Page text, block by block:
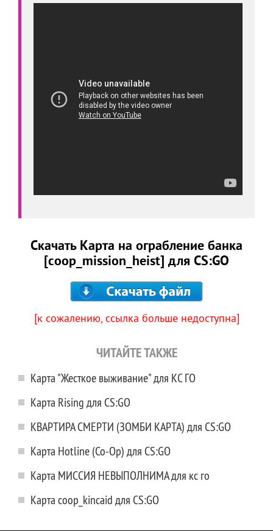
Скачать Карта на ограбление банка
[coop_mission_heist] для CS:GO
[к сожалению, ссылка больше недоступна]
ЧИТАЙТЕ ТАКЖЕ
Карта "Жесткое выживание" для КС ГО
Карта Rising для CS:GO
КВАРТИРА СМЕРТИ (ЗОМБИ КАРТА) для CS:GO
Карта Hotline (Co-Op) для CS:GO
Карта МИССИЯ НЕВЫПОЛНИМА для кс го
Карта coop_kincaid для CS:GO